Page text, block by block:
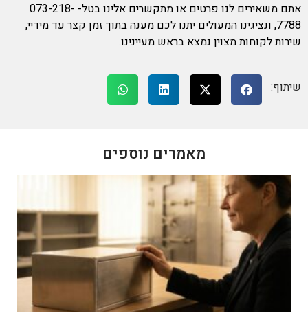
אתם משאירים לנו פרטים או מתקשרים אלינו בטל- 073-218-
7788, ונציגינו המעולים יתנו לכם מענה בתוך זמן קצר עד מידיי,
שירות לקוחות מצוין נמצא בראש מעיינינו.
שיתוף:
מאמרים נוספים